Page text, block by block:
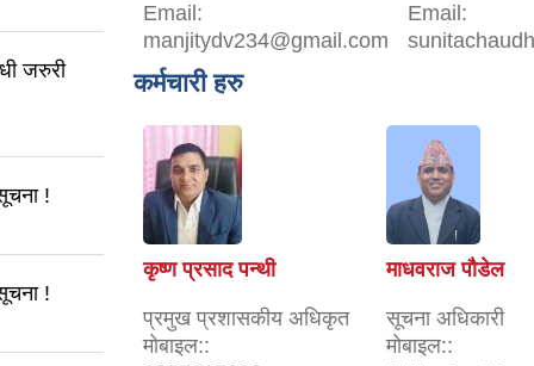
जरुरी
!
!
Email:
manjitydv234@gmail.com
Email:
कर्मचारी हरु
कृष्ण प्रसाद पन्थी
प्रमुख प्रशासकीय अधिकृत
मोबाइल::
माधवराज पौडेल
सूचना अधिकारी
मोबाइल::